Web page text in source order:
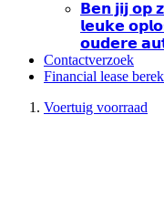
𝗕𝗲𝗻 𝗷𝗶𝗷 𝗼𝗽
𝗹𝗲𝘂𝗸𝗲
𝗼𝘂𝗱𝗲𝗿𝗲
Contactverzoek
Financial lease
Voertuig voorraad